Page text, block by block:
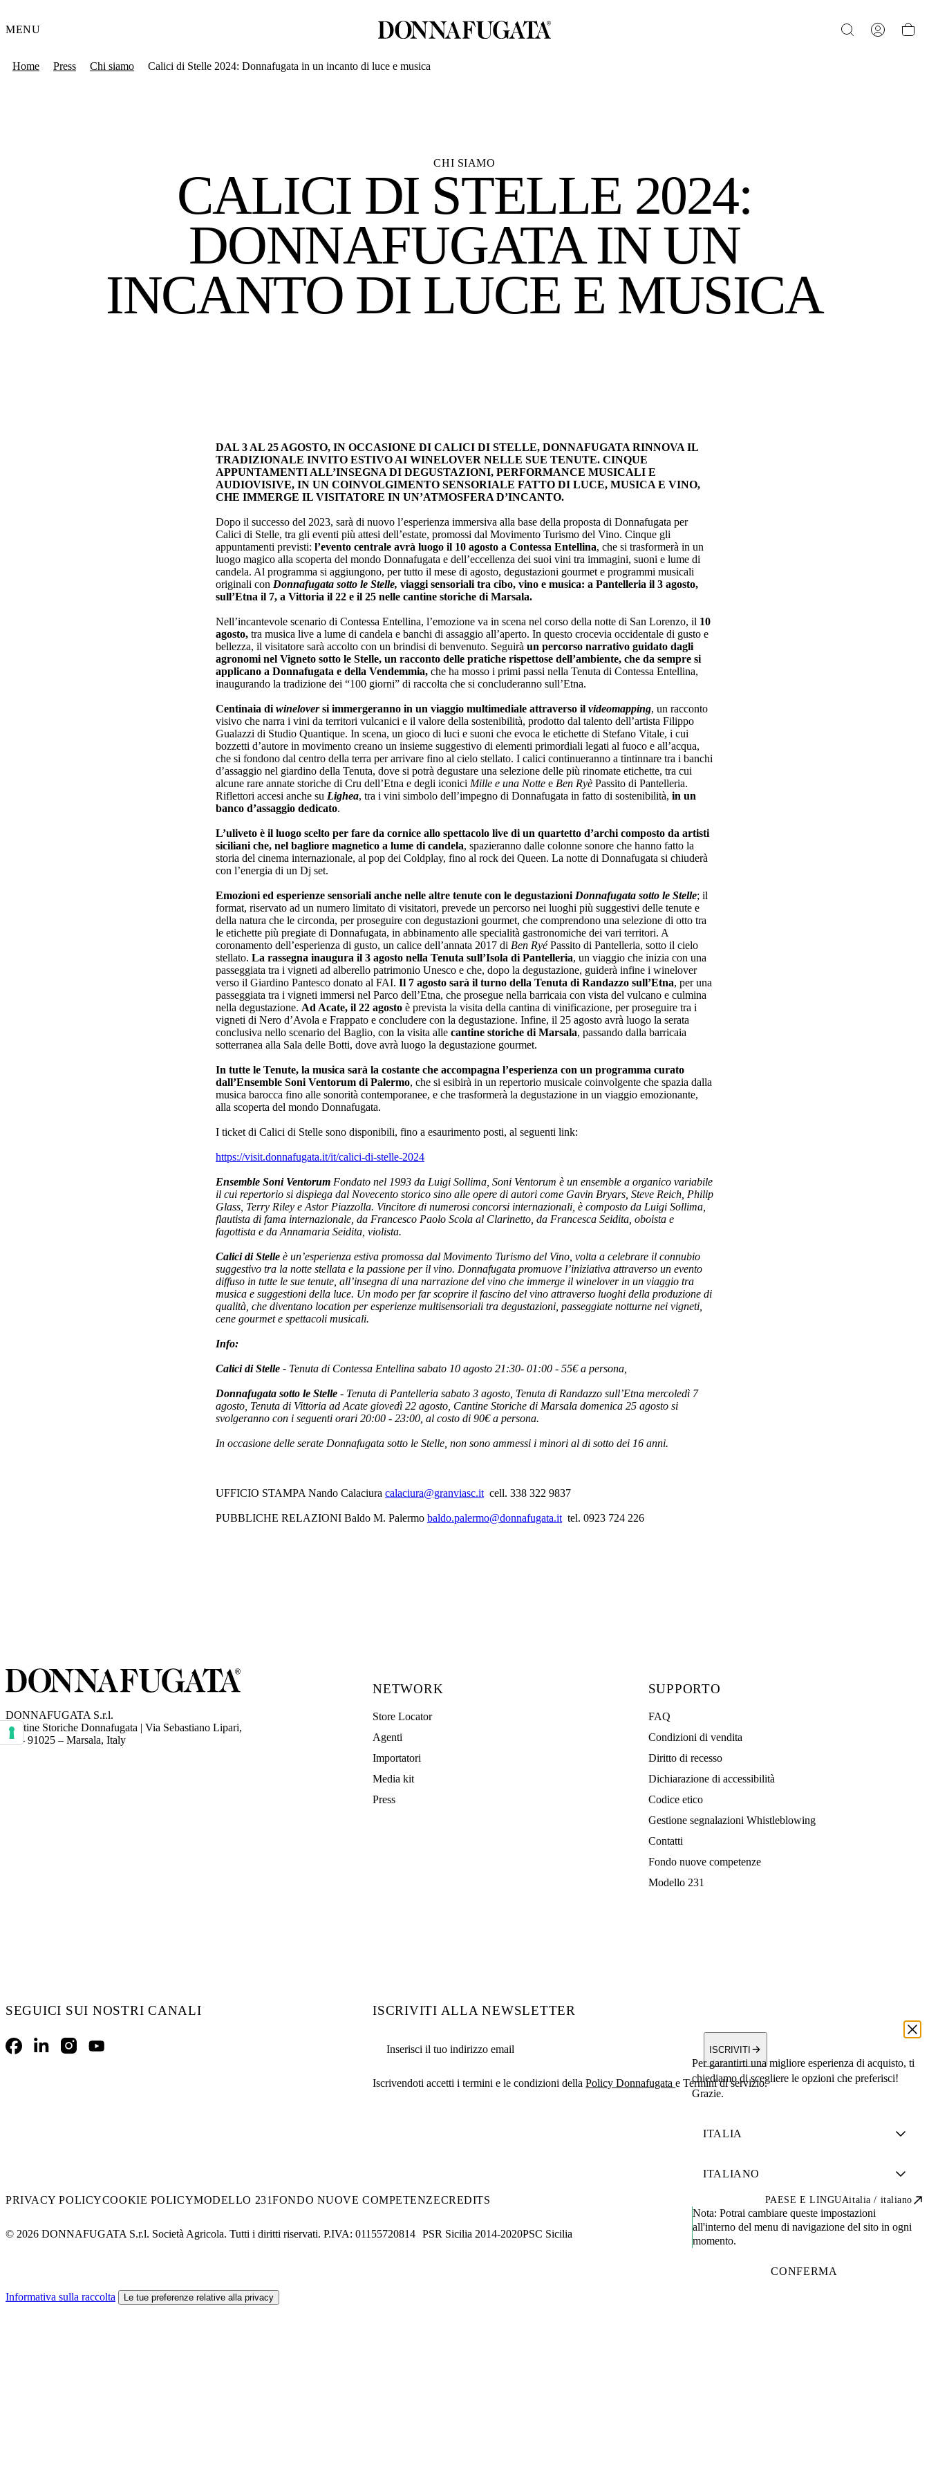
MENU
Home Press Chi siamo Calici di Stelle 2024: Donnafugata in un incanto di luce e musica
CHI SIAMO
CALICI DI STELLE 2024:
DONNAFUGATA IN UN
INCANTO DI LUCE E MUSICA
DAL 3 AL 25 AGOSTO, IN OCCASIONE DI CALICI DI STELLE, DONNAFUGATA RINNOVA IL
TRADIZIONALE INVITO ESTIVO AI WINELOVER NELLE SUE TENUTE. CINQUE
APPUNTAMENTI ALL’INSEGNA DI DEGUSTAZIONI, PERFORMANCE MUSICALI E
AUDIOVISIVE, IN UN COINVOLGIMENTO SENSORIALE FATTO DI LUCE, MUSICA E VINO,
CHE IMMERGE IL VISITATORE IN UN’ATMOSFERA D’INCANTO.
Dopo il successo del 2023, sarà di nuovo l’esperienza immersiva alla base della proposta di Donnafugata per
Calici di Stelle, tra gli eventi più attesi dell’estate, promossi dal Movimento Turismo del Vino. Cinque gli
appuntamenti previsti: l’evento centrale avrà luogo il 10 agosto a Contessa Entellina, che si trasformerà in un
luogo magico alla scoperta del mondo Donnafugata e dell’eccellenza dei suoi vini tra immagini, suoni e lume di
candela. Al programma si aggiungono, per tutto il mese di agosto, degustazioni gourmet e programmi musicali
originali con Donnafugata sotto le Stelle, viaggi sensoriali tra cibo, vino e musica: a Pantelleria il 3 agosto,
sull’Etna il 7, a Vittoria il 22 e il 25 nelle cantine storiche di Marsala.
Nell’incantevole scenario di Contessa Entellina, l’emozione va in scena nel corso della notte di San Lorenzo, il 10
agosto, tra musica live a lume di candela e banchi di assaggio all’aperto. In questo crocevia occidentale di gusto e
bellezza, il visitatore sarà accolto con un brindisi di benvenuto. Seguirà un percorso narrativo guidato dagli
agronomi nel Vigneto sotto le Stelle, un racconto delle pratiche rispettose dell’ambiente, che da sempre si
applicano a Donnafugata e della Vendemmia, che ha mosso i primi passi nella Tenuta di Contessa Entellina,
inaugurando la tradizione dei “100 giorni” di raccolta che si concluderanno sull’Etna.
Centinaia di wineloversi immergeranno in un viaggio multimediale attraverso il videomapping, un racconto
visivo che narra i vini da territori vulcanici e il valore della sostenibilità, prodotto dal talento dell’artista Filippo
Gualazzi di Studio Quantique. In scena, un gioco di luci e suoni che evoca le etichette di Stefano Vitale, i cui
bozzetti d’autore in movimento creano un insieme suggestivo di elementi primordiali legati al fuoco e all’acqua,
che si fondono dal centro della terra per arrivare fino al cielo stellato. I calici continueranno a tintinnare tra i banchi
d’assaggio nel giardino della Tenuta, dove si potrà degustare una selezione delle più rinomate etichette, tra cui
alcune rare annate storiche di Cru dell’Etna e degli iconici Mille e una Notte e Ben Ryè Passito di Pantelleria.
Riflettori accesi anche su Lighea, tra i vini simbolo dell’impegno di Donnafugata in fatto di sostenibilità, in un
banco d’assaggio dedicato.
L’uliveto è il luogo scelto per fare da cornice allo spettacolo live di un quartetto d’archi composto da artisti
siciliani che, nel bagliore magnetico a lume di candela, spazieranno dalle colonne sonore che hanno fatto la
storia del cinema internazionale, al pop dei Coldplay, fino al rock dei Queen. La notte di Donnafugata si chiuderà
con l’energia di un Dj set.
Emozioni ed esperienze sensoriali anche nelle altre tenute con le degustazioni Donnafugata sotto le Stelle; il
format, riservato ad un numero limitato di visitatori, prevede un percorso nei luoghi più suggestivi delle tenute e
della natura che le circonda, per proseguire con degustazioni gourmet, che comprendono una selezione di otto tra
le etichette più pregiate di Donnafugata, in abbinamento alle specialità gastronomiche dei vari territori. A
coronamento dell’esperienza di gusto, un calice dell’annata 2017 di Ben RyéPassito di Pantelleria, sotto il cielo
stellato. La rassegna inaugura il 3 agosto nella Tenuta sull’Isola di Pantelleria, un viaggio che inizia con una
passeggiata tra i vigneti ad alberello patrimonio Unesco e che, dopo la degustazione, guiderà infine i winelover
verso il Giardino Pantesco donato al FAI. Il 7 agosto sarà il turno della Tenuta di Randazzo sull’Etna, per una
passeggiata tra i vigneti immersi nel Parco dell’Etna, che prosegue nella barricaia con vista del vulcano e culmina
nella degustazione. Ad Acate, il 22 agosto è prevista la visita della cantina di vinificazione, per proseguire tra i
vigneti di Nero d’Avola e Frappato e concludere con la degustazione. Infine, il 25 agosto avrà luogo la serata
conclusiva nello scenario del Baglio, con la visita alle cantine storiche di Marsala, passando dalla barricaia
sotterranea alla Sala delle Botti, dove avrà luogo la degustazione gourmet.
In tutte le Tenute, la musica sarà la costante che accompagna l’esperienza con un programma curato
dall’Ensemble Soni Ventorum di Palermo, che si esibirà in un repertorio musicale coinvolgente che spazia dalla
musica barocca fino alle sonorità contemporanee, e che trasformerà la degustazione in un viaggio emozionante,
alla scoperta del mondo Donnafugata.
I ticket di Calici di Stelle sono disponibili, fino a esaurimento posti, al seguenti link:
https://visit.donnafugata.it/it/calici-di-stelle-2024
Ensemble Soni Ventorum Fondato nel 1993 da Luigi Sollima, Soni Ventorum è un ensemble a organico variabile
il cui repertorio si dispiega dal Novecento storico sino alle opere di autori come Gavin Bryars, Steve Reich, Philip
Glass, Terry Riley e Astor Piazzolla. Vincitore di numerosi concorsi internazionali, è composto da Luigi Sollima,
flautista di fama internazionale, da Francesco Paolo Scola al Clarinetto, da Francesca Seidita, oboista e
fagottista e da Annamaria Seidita, violista.
Calici di Stelle è un’esperienza estiva promossa dal Movimento Turismo del Vino, volta a celebrare il connubio
suggestivo tra la notte stellata e la passione per il vino. Donnafugata promuove l’iniziativa attraverso un evento
diffuso in tutte le sue tenute, all’insegna di una narrazione del vino che immerge il winelover in un viaggio tra
musica e suggestioni della luce. Un modo per far scoprire il fascino del vino attraverso luoghi della produzione di
qualità, che diventano location per esperienze multisensoriali tra degustazioni, passeggiate notturne nei vigneti,
cene gourmet e spettacoli musicali.
Info:
Calici di Stelle - Tenuta di Contessa Entellina sabato 10 agosto 21:30- 01:00 - 55€ a persona,
Donnafugata sotto le Stelle - Tenuta di Pantelleria sabato 3 agosto, Tenuta di Randazzo sull’Etna mercoledì 7
agosto, Tenuta di Vittoria ad Acate giovedì 22 agosto, Cantine Storiche di Marsala domenica 25 agosto si
svolgeranno con i seguenti orari 20:00 - 23:00, al costo di 90€ a persona.
In occasione delle serate Donnafugata sotto le Stelle, non sono ammessi i minori al di sotto dei 16 anni.
UFFICIO STAMPA Nando Calaciura calaciura@granviasc.it cell. 338 322 9837
PUBBLICHE RELAZIONI Baldo M. Palermo baldo.palermo@donnafugata.it tel. 0923 724 226
DONNAFUGATA S.r.l.
Cantine Storiche Donnafugata | Via Sebastiano Lipari,
18 – 91025 – Marsala, Italy(opens in new tab)
NETWORK
Store Locator
Agenti
Importatori
Media kit
Press
SUPPORTO
FAQ
Condizioni di vendita
Diritto di recesso
Dichiarazione di accessibilità
Codice etico
Gestione segnalazioni Whistleblowing
Contatti
Fondo nuove competenze
Modello 231
SEGUICI SUI NOSTRI CANALI
FacebookLinkedInInstagramYouTube
ISCRIVITI ALLA NEWSLETTER
ISCRIVITI
Iscrivendoti accetti i termini e le condizioni dellaPolicy Donnafugatae Termini di servizio.
PRIVACY POLICYCOOKIE POLICYMODELLO 231FONDO NUOVE COMPETENZECREDITS PAESE E LINGUAitalia / italiano
© 2026 DONNAFUGATA S.r.l. Società Agricola. Tutti i diritti riservati. P.IVA: 01155720814 PSR Sicilia 2014-2020PSC Sicilia
Per garantirti una migliore esperienza di acquisto, ti
chiediamo di scegliere le opzioni che preferisci!
Grazie.
Nota: Potrai cambiare queste impostazioni
all'interno del menu di navigazione del sito in ogni
momento.
CONFERMA
Informativa sulla raccolta Le tue preferenze relative alla privacy
Le tue preferenze relative al consenso per le tecnologie di tracciamento